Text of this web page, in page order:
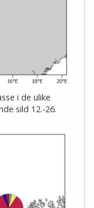
i de ulike
sild 12.-26.